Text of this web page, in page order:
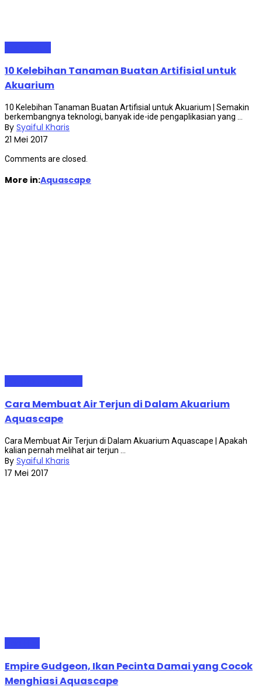
10 Kelebihan Tanaman Buatan Artifisial untuk
Akuarium
10 Kelebihan Tanaman Buatan Artifisial untuk Akuarium | Semakin
berkembangnya teknologi, banyak ide-ide pengaplikasian yang ...
By Syaiful Kharis
21 Mei 2017
Comments are closed.
More in:Aquascape
Cara Membuat Air Terjun di Dalam Akuarium
Aquascape
Cara Membuat Air Terjun di Dalam Akuarium Aquascape | Apakah
kalian pernah melihat air terjun ...
By Syaiful Kharis
17 Mei 2017
Empire Gudgeon, Ikan Pecinta Damai yang Cocok
Menghiasi Aquascape